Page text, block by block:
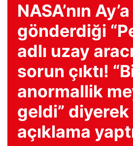
NASA’nın Ay’a
gönderdiği
adlı uzay
sorun çıktı!
anormallik
geldi” diyerek
açıklama